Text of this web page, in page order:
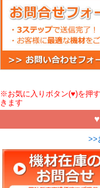
※お気に入りボタン(♥)を押
きます
>>